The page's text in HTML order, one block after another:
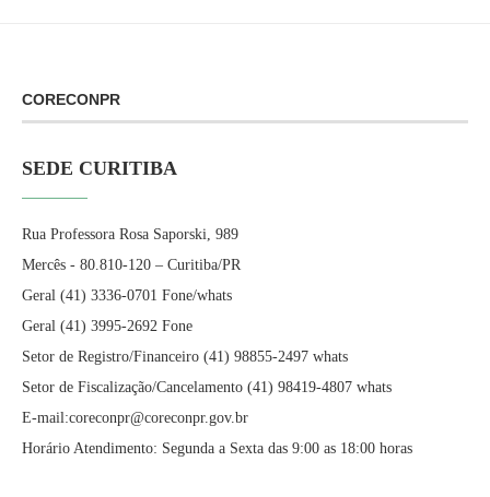
CORECONPR
SEDE CURITIBA
Rua Professora Rosa Saporski, 989
Mercês - 80.810-120 – Curitiba/PR
Geral (41) 3336-0701 Fone/whats
Geral (41) 3995-2692 Fone
Setor de Registro/Financeiro (41) 98855-2497 whats
Setor de Fiscalização/Cancelamento (41) 98419-4807 whats
E-mail:coreconpr@coreconpr.gov.br
Horário Atendimento: Segunda a Sexta das 9:00 as 18:00 horas